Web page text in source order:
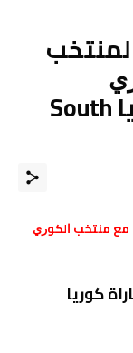
ﺍﻟﺠﻨﻮﺑﻲ اليوم كأس آسيا South
مع منتخب ﺍﻟﻜﻮﺭﻱ
كوريا